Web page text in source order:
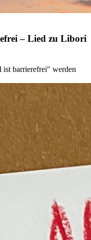
– Lied zu Libori
barrierefrei" werden